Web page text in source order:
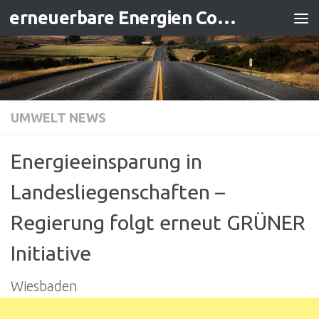
Zum Inhalt springen erneuerbare Energien Contracting
UMWELT NEWS
Energieeinsparung in
Landesliegenschaften –
Regierung folgt erneut GRÜNER
Initiative
Wiesbaden